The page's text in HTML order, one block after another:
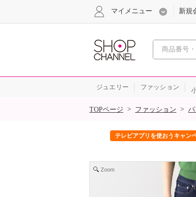
心
マイメニュー 新規
ジュエリー ファッション
SALE
TOPページ > ファッション >
テレビアプリを使おうキャン
Zoom